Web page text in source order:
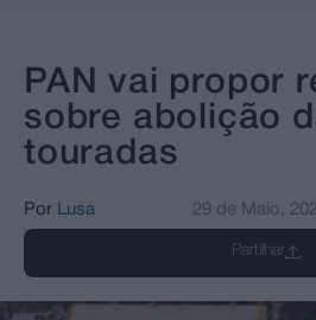
PAN vai propor
sobre abolição
touradas
Por Lusa 29 de Maio,
Partilhar